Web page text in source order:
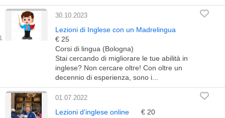
30.10.2023
Lezioni di Inglese con un Madrelingua
€ 25
Corsi di lingua (Bologna)
Stai cercando di migliorare le tue abilità in
inglese? Non cercare oltre! Con oltre un
decennio di esperienza, sono i...
01.07.2022
Lezioni d'inglese online
€ 20